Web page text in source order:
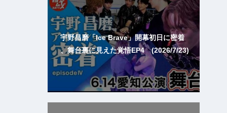
宇野昌磨「Ice Brave」開幕初日に密着
、舞台裏に見えた覚悟EP4 (2026/7/23)